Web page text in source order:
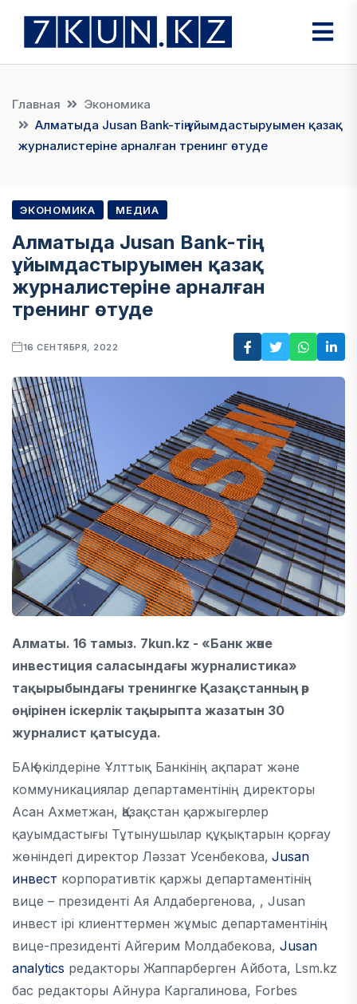
Главная
Экономика
Алматыда Jusan Bank-тің ұйымдастыруымен қазақ
журналистеріне арналған тренинг өтуде
ЭКОНОМИКА МЕДИА
Алматыда Jusan Bank-тің
ұйымдастыруымен қазақ
журналистеріне арналған
тренинг өтуде
16 СЕНТЯБРЯ, 2022
Алматы. 16 тамыз. 7kun.kz - «Банк және
инвестиция саласындағы журналистика»
тақырыбындағы тренингке Қазақстанның әр
өңірінен іскерлік тақырыпта жазатын 30
журналист қатысуда.
БАҚ өкілдеріне Ұлттық Банкінің ақпарат және
коммуникациялар департаментінің директоры
Асан Ахметжан, Қазақстан қаржыгерлер
қауымдастығы Тұтынушылар құқықтарын қорғау
жөніндегі директор Ләззат Усенбекова, Jusan
инвест корпоративтік қаржы департаментінің
вице – президенті Ая Алдабергенова, , Jusan
инвест ірі клиенттермен жұмыс департаментінің
вице-президенті Айгерим Молдабекова, Jusan
analytics редакторы Жаппарберген Айбота, Lsm.kz
бас редакторы Айнура Каргалинова, Forbes